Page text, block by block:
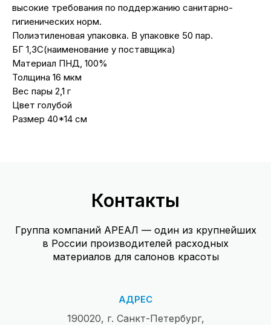
высокие требования по поддержанию санитарно-
гигиенических норм.
Полиэтиленовая упаковка. В упаковке 50 пар.
БГ 1,3С(наименование у поставщика)
Материал ПНД, 100%
Толщина 16 мкм
Вес пары 2,1 г
Цвет голубой
Размер 40*14 см
Контакты
Группа компаний АРЕАЛ — один из крупнейших
в России производителей расходных
материалов для салонов красоты
АДРЕС
190020, г. Санкт-Петербург,